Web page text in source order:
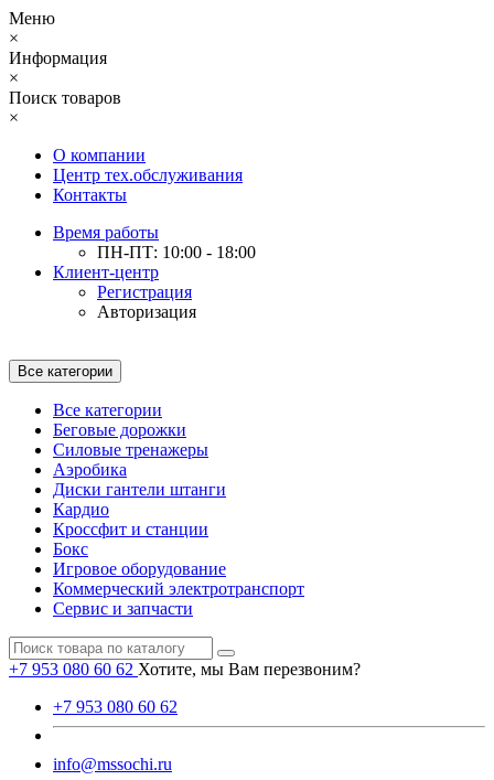
Меню
×
Информация
×
Поиск товаров
×
О компании
Центр тех.обслуживания
Контакты
Время работы
ПН-ПТ: 10:00 - 18:00
Клиент-центр
Регистрация
Авторизация
Все категории
Все категории
Беговые дорожки
Силовые тренажеры
Аэробика
Диски гантели штанги
Кардио
Кроссфит и станции
Бокс
Игровое оборудование
Коммерческий электротранспорт
Сервис и запчасти
+7 953 080 60 62 Хотите, мы Вам перезвоним?
+7 953 080 60 62
info@mssochi.ru